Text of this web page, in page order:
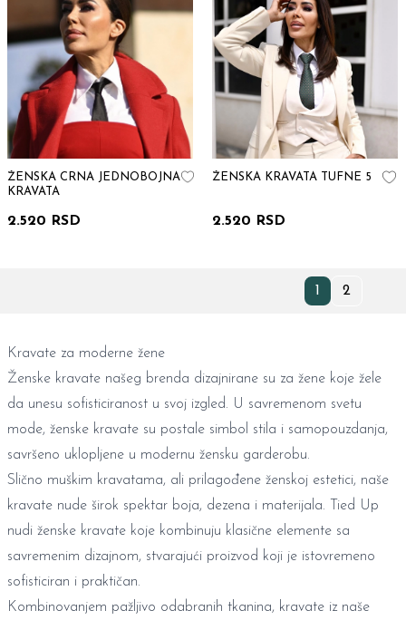
ŽENSKA CRNA JEDNOBOJNA
KRAVATA
2.520 RSD
ŽENSKA KRAVATA TUFNE 5
2.520 RSD
1 2
Kravate za moderne žene
Ženske kravate našeg brenda dizajnirane su za žene koje žele
da unesu sofisticiranost u svoj izgled. U savremenom svetu
mode, ženske kravate su postale simbol stila i samopouzdanja,
savršeno uklopljene u modernu žensku garderobu.
Slično muškim kravatama, ali prilagođene ženskoj estetici, naše
kravate nude širok spektar boja, dezena i materijala. Tied Up
nudi ženske kravate koje kombinuju klasične elemente sa
savremenim dizajnom, stvarajući proizvod koji je istovremeno
sofisticiran i praktičan.
Kombinovanjem pažljivo odabranih tkanina, kravate iz naše